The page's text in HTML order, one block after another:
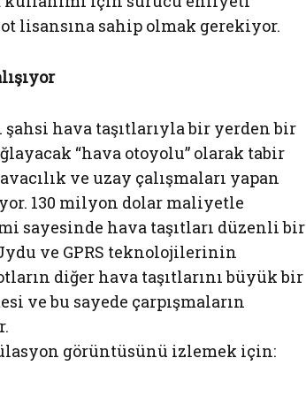
lisansına sahip olmak gerekiyor.
hava taşıtlarıyla bir yerden bir
“hava otoyolu” olarak tabir
ve uzay çalışmaları yapan
130 milyon dolar maliyetle
sayesinde hava taşıtları düzenli bir
ve GPRS teknolojilerinin
diğer hava taşıtlarını büyük bir
ve bu sayede çarpışmaların
görüntüsünü izlemek için: